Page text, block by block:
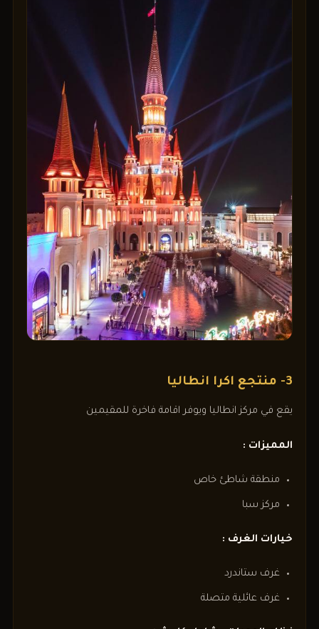
3- منتجع اكرا انطاليا
يقع في مركز انطاليا ويوفر اقامة فاخرة للمقيمين
المميزات :
منطقة شاطئ خاص
مركز سبا
خيارات الغرف :
غرف ستاندرد
غرف عائلية متصلة